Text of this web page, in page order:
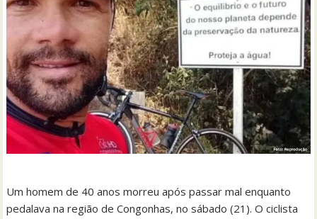
Um homem de 40 anos morreu após passar mal enquanto
pedalava na região de Congonhas, no sábado (21). O ciclista